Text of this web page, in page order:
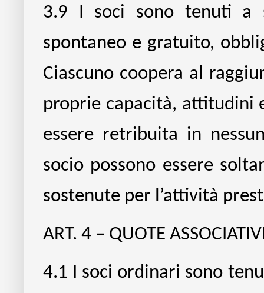
3.9
I soci sono tenuti a
spontaneo e gratuito,
Ciascuno coopera al
proprie capacità, attitudini
essere retribuita in
socio possono essere
sostenute per l’attività
ART. 4 – QUOTE
4.1 I soci ordinari sono